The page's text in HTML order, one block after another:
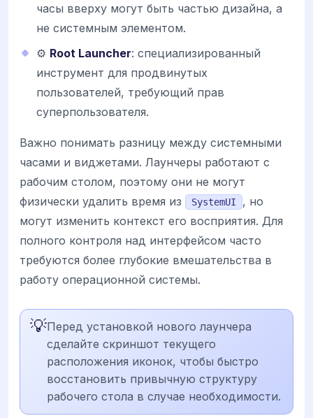
часы вверху могут быть частью дизайна, а
не системным элементом.
⚙️ Root Launcher: специализированный
инструмент для продвинутых
пользователей, требующий прав
суперпользователя.
Важно понимать разницу между системными
часами и виджетами. Лаунчеры работают с
рабочим столом, поэтому они не могут
физически удалить время из
SystemUI
, но
могут изменить контекст его восприятия. Для
полного контроля над интерфейсом часто
требуются более глубокие вмешательства в
работу операционной системы.
💡Перед установкой нового лаунчера
сделайте скриншот текущего
расположения иконок, чтобы быстро
восстановить привычную структуру
рабочего стола в случае необходимости.